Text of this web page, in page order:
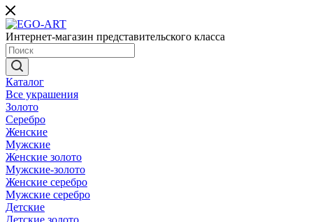
Интернет-магазин представительского класса
Каталог
Все украшения
Золото
Серебро
Женские
Мужские
Женские золото
Мужские-золото
Женские серебро
Мужские серебро
Детские
Детские золото